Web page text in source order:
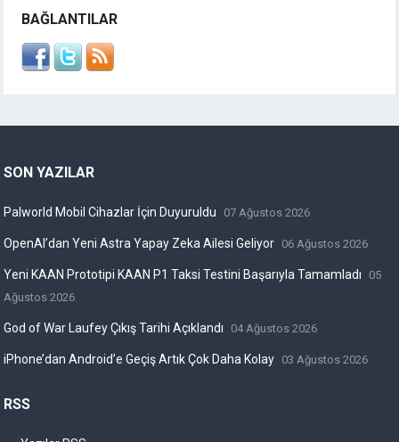
BAĞLANTILAR
SON YAZILAR
Palworld Mobil Cihazlar İçin Duyuruldu 07 Ağustos 2026
OpenAI’dan Yeni Astra Yapay Zeka Ailesi Geliyor 06 Ağustos 2026
Yeni KAAN Prototipi KAAN P1 Taksi Testini Başarıyla Tamamladı
05
Ağustos 2026
God of War Laufey Çıkış Tarihi Açıklandı 04 Ağustos 2026
iPhone’dan Android’e Geçiş Artık Çok Daha Kolay 03 Ağustos 2026
RSS